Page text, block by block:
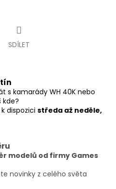
SDÍLET
s kamarády WH 40K nebo
kde?
dispozici středa až neděle,
modelů od firmy Games
novinky z celého světa